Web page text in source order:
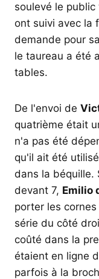
soulevé le
ont suivi avec la
demande pour
le taureau a été
tables.
De l'envoi de
quatrième était
n'a pas été
qu'il ait été
dans la béquille.
devant 7, Emilio
porter les
série du côté
coûté dans la
étaient en ligne
parfois à la